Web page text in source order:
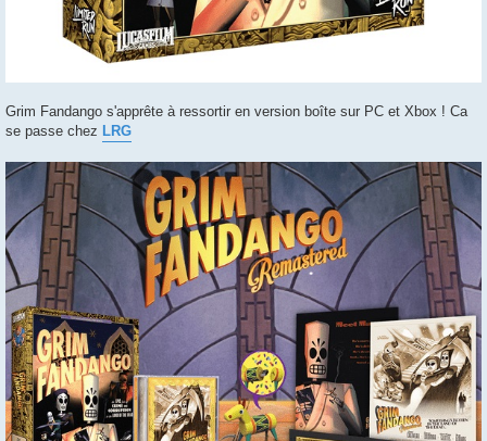
Grim Fandango s'apprête à ressortir en version boîte sur PC et Xbox ! Ca
se passe chez LRG